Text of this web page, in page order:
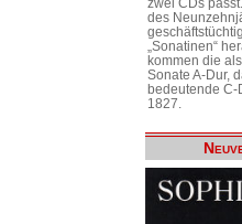
zwei CDs
des
„Sonatinen“
kommen die
Sonate A-Dur,
bedeutende
1827.